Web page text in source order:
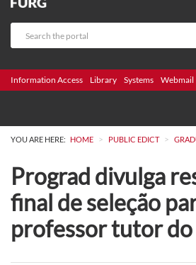
Information Access Library Systems Webmail
YOU ARE HERE: HOME > PUBLIC EDICT >
Prograd divulga
final de seleção
professor tutor do